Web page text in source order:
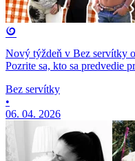
Nový týždeň v Bez servítky
Pozrite sa, kto sa predvedie
Bez servítky
•
06. 04. 2026